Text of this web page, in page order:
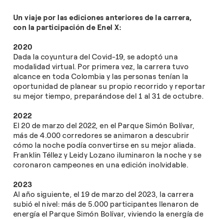
Un viaje por las ediciones anteriores de la carrera,
con la participación de Enel X:
2020
Dada la coyuntura del Covid-19, se adoptó una
modalidad virtual. Por primera vez, la carrera tuvo
alcance en toda Colombia y las personas tenían la
oportunidad de planear su propio recorrido y reportar
su mejor tiempo, preparándose del 1 al 31 de octubre.
2022
El 20 de marzo del 2022, en el Parque Simón Bolívar,
más de 4.000 corredores se animaron a descubrir
cómo la noche podía convertirse en su mejor aliada.
Franklin Téllez y Leidy Lozano iluminaron la noche y se
coronaron campeones en una edición inolvidable.
2023
Al año siguiente, el 19 de marzo del 2023, la carrera
subió el nivel: más de 5.000 participantes llenaron de
energía el Parque Simón Bolívar, viviendo la energía de